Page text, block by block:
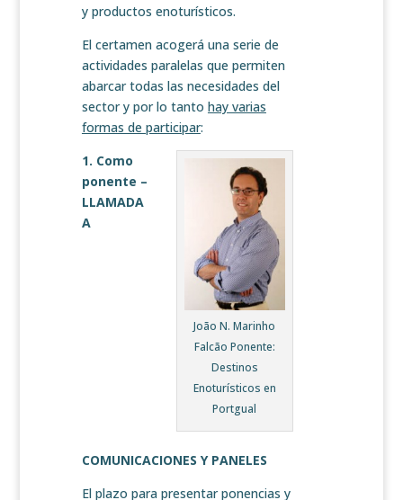
y productos enoturísticos.
El certamen acogerá una serie de
actividades paralelas que permiten
abarcar todas las necesidades del
sector y por lo tanto hay varias
formas de participar:
João N. Marinho
Falcão Ponente:
Destinos
Enoturísticos en
Portgual
1. Como
ponente –
LLAMADA
A
COMUNICACIONES Y PANELES
El plazo para presentar ponencias y